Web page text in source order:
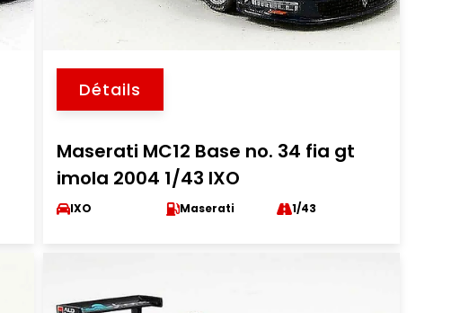
Détails
Maserati MC12 Base no. 34 fia gt
imola 2004 1/43 IXO
IXO Maserati 1/43